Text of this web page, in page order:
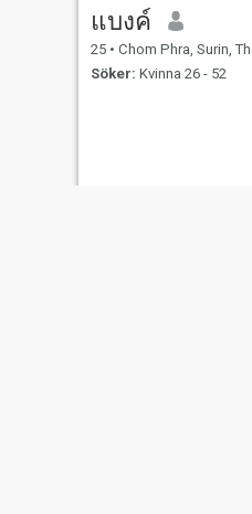
แบงค์
25 • Chom Phra, Surin,
Söker: Kvinna 26 - 52